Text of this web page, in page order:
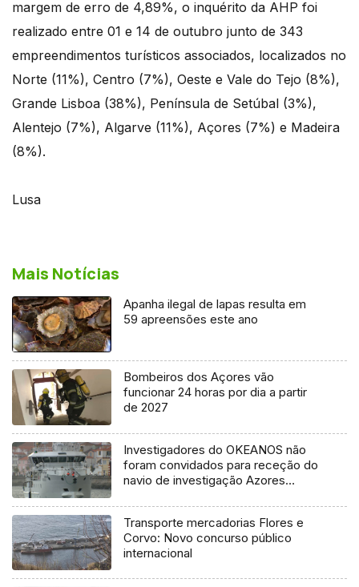
margem de erro de 4,89%, o inquérito da AHP foi
realizado entre 01 e 14 de outubro junto de 343
empreendimentos turísticos associados, localizados no
Norte (11%), Centro (7%), Oeste e Vale do Tejo (8%),
Grande Lisboa (38%), Península de Setúbal (3%),
Alentejo (7%), Algarve (11%), Açores (7%) e Madeira
(8%).
Lusa
Mais Notícias
Apanha ilegal de lapas resulta em
59 apreensões este ano
Bombeiros dos Açores vão
funcionar 24 horas por dia a partir
de 2027
Investigadores do OKEANOS não
foram convidados para receção do
navio de investigação Azores
Transporte mercadorias Flores e
Corvo: Novo concurso público
internacional